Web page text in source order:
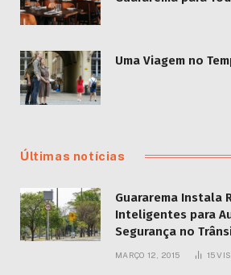
Uma Viagem no
Últimas notícias
Guararema Instala
Inteligentes para
Segurança no
MARÇO 12, 2015 15